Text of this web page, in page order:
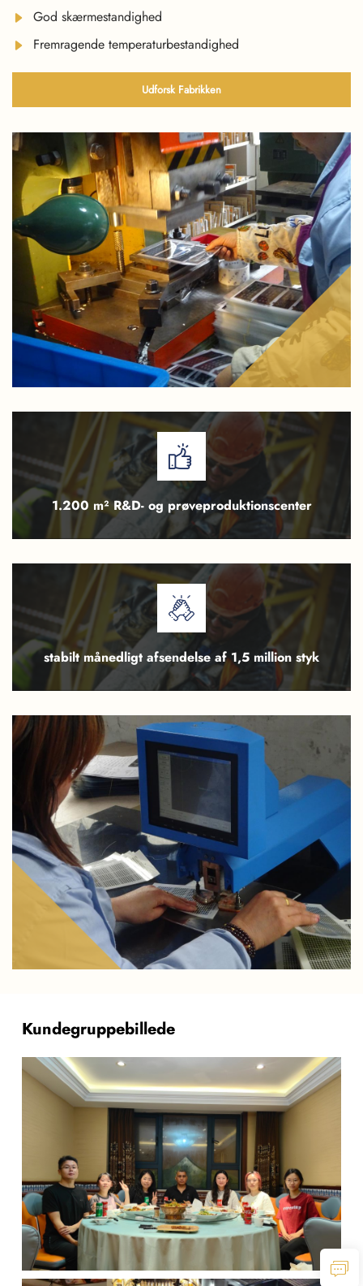
God skærmestandighed
Fremragende temperaturbestandighed
Udforsk Fabrikken
1.200 m² R&D- og prøveproduktionscenter
stabilt månedligt afsendelse af 1,5 million styk
Kundegruppebillede